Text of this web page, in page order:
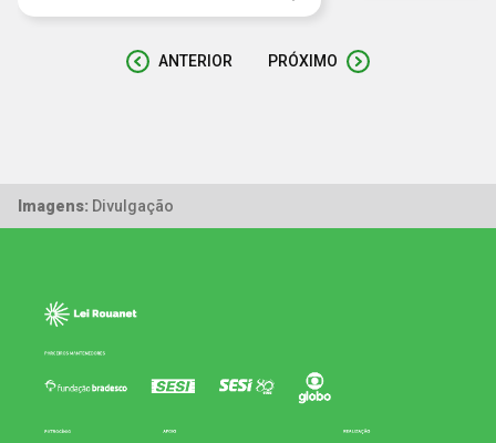
ANTERIOR PRÓXIMO
Imagens: Divulgação